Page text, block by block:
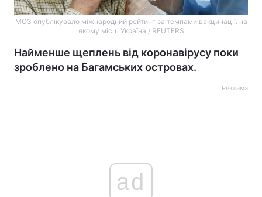
МОЗ опублікувало міжнародний рейтинг за темпами вакцинації: на
якому місці Україна / REUTERS
Найменше щеплень від коронавірусу поки
зроблено на Багамських островах.
Реклама
ad